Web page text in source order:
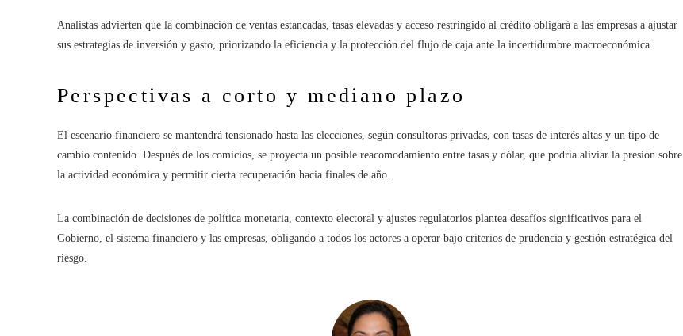
Analistas advierten que la combinación de ventas estancadas, tasas elevadas y acceso restringido al crédito obligará a las empresas a ajustar
sus estrategias de inversión y gasto, priorizando la eficiencia y la protección del flujo de caja ante la incertidumbre macroeconómica.
Perspectivas a corto y mediano plazo
El escenario financiero se mantendrá tensionado hasta las elecciones, según consultoras privadas, con tasas de interés altas y un tipo de
cambio contenido. Después de los comicios, se proyecta un posible reacomodamiento entre tasas y dólar, que podría aliviar la presión sobre
la actividad económica y permitir cierta recuperación hacia finales de año.
La combinación de decisiones de política monetaria, contexto electoral y ajustes regulatorios plantea desafíos significativos para el
Gobierno, el sistema financiero y las empresas, obligando a todos los actores a operar bajo criterios de prudencia y gestión estratégica del
riesgo.